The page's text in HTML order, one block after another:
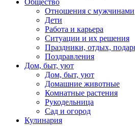
Общество
Отношения с мужчинами
Дети
Работа и карьера
Ситуации и их решения
Праздники, отдых,
Поздравления
Дом, быт, уют
Дом, быт, уют
Домашние животные
Комнатные растения
Рукодельница
Сад и огород
Кулинария